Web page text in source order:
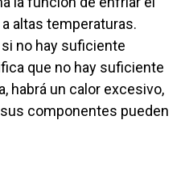
altas temperaturas.
no hay suficiente
que no hay suficiente
habrá un calor excesivo,
componentes pueden